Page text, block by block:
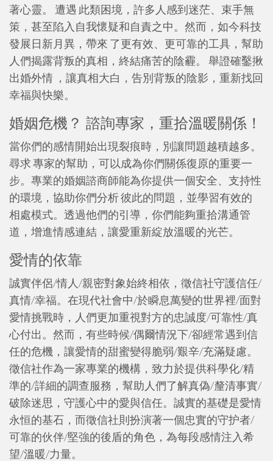
著心靈。 遭遇 此類困境，許多人感到迷茫、束手無
策，甚至陷入自我懷疑和自責之中。然而，如今科技
發展日新月異，帶來 了更有效、更可靠的工具，幫助
人們揭露背叛的真相，終結痛苦的陰霾。 舉證確鑿揪
出婚外情 ，讓真相大白，告別背叛的陰影，重新找回
幸福與快樂。
婚姻危機？ 諮詢專家，重拾溫暖關係！
當你們的感情開始出現裂痕時，別讓問題越積越多。
尋求 專家的幫助，可以成為你們關係復原的重要一
步。專業的婚姻諮商師能為你提供一個安全、支持性
的環境，協助你們分析 彼此的問題，並學習有效的
相處模式。透過他們的引導，你們能夠重拾溝通管
道，增進情感連結，讓愛重新綻放溫暖的光芒。
愛情的依靠
誠實伴侶/情人/親密對象始終相依，徵信社守護信任/
真情/幸福。在現代社會中/於瞬息萬變的世界裡/面對
愛情挑戰時，人們更加重視對方的忠誠度/可靠性/真
心付出。然而，有些時候/偶爾情況下/卻經常遇到信
任的危機，讓愛情的甜蜜變得脆弱/艱辛/充滿疑慮。
徵信社作為一家專業的機構，致力於提供科學化/精
準的/詳細的調查服務，幫助人們了解真偽/釐清事實/
破除迷思，守護心中的愛與信任。誠實的基礎是愛情
永恒的基石，而徵信社則扮演著一個忠實的守护者/
可靠的伙伴/堅強的後盾的角色，為每段感情注入希
望/溫暖/力量。